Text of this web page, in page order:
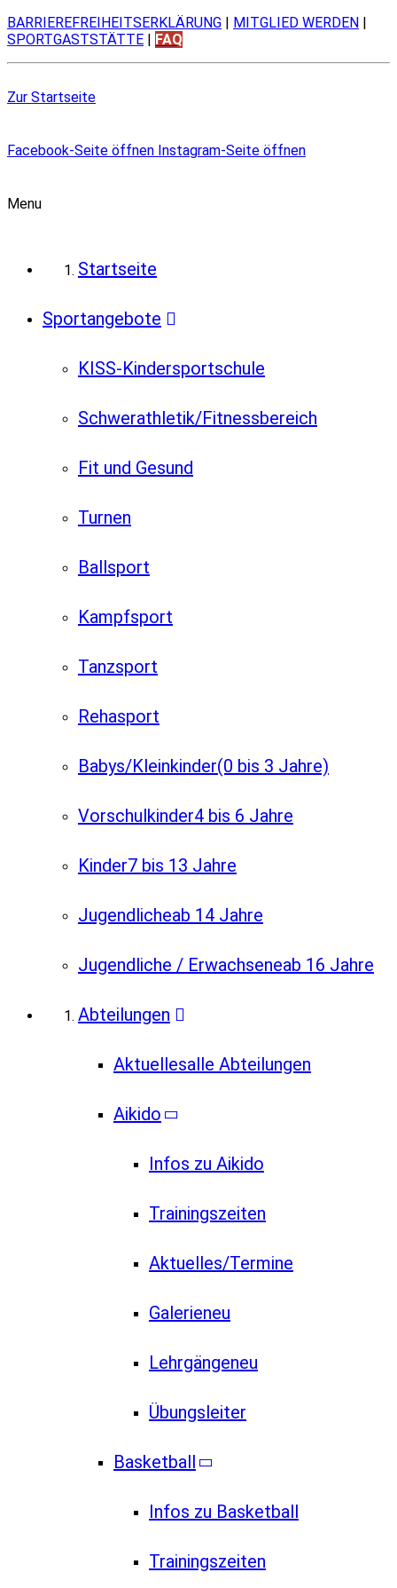
BARRIEREFREIHEITSERKLÄRUNG | MITGLIED WERDEN |
SPORTGASTSTÄTTE | FAQ
Zur Startseite
Facebook-Seite öffnen Instagram-Seite öffnen
Menu
Startseite
Sportangebote
KISS-Kindersportschule
Schwerathletik/Fitnessbereich
Fit und Gesund
Turnen
Ballsport
Kampfsport
Tanzsport
Rehasport
Babys/Kleinkinder(0 bis 3 Jahre)
Vorschulkinder4 bis 6 Jahre
Kinder7 bis 13 Jahre
Jugendlicheab 14 Jahre
Jugendliche / Erwachseneab 16 Jahre
Abteilungen
Aktuellesalle Abteilungen
Aikido
Infos zu Aikido
Trainingszeiten
Aktuelles/Termine
Galerieneu
Lehrgängeneu
Übungsleiter
Basketball
Infos zu Basketball
Trainingszeiten